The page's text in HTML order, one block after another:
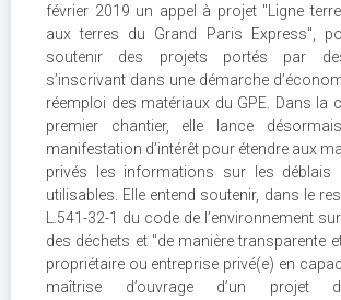
février 2019 un appel à projet "Ligne
aux terres du Grand Paris Express",
soutenir des projets portés par
s’inscrivant dans une démarche
réemploi des matériaux du GPE. Dans la
premier chantier, elle lance
manifestation d’intérêt pour étendre aux
privés les informations sur les déblais
utilisables. Elle entend soutenir, dans le
L.541-32-1 du code de l’environnement
des déchets et "de manière transparente
propriétaire ou entreprise privé(e) en
maîtrise d’ouvrage d’un projet